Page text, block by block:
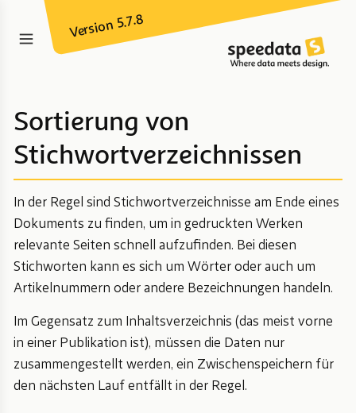
Version 5.7.8
Sortierung von
Stichwortverzeichnissen
In der Regel sind Stichwortverzeichnisse am Ende eines
Dokuments zu finden, um in gedruckten Werken
relevante Seiten schnell aufzufinden. Bei diesen
Stichworten kann es sich um Wörter oder auch um
Artikelnummern oder andere Bezeichnungen handeln.
Im Gegensatz zum Inhaltsverzeichnis (das meist vorne
in einer Publikation ist), müssen die Daten nur
zusammengestellt werden, ein Zwischenspeichern für
den nächsten Lauf entfällt in der Regel.